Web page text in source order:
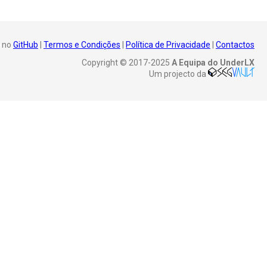
no GitHub Termos e Condições Política de Privacidade
Contactos
Copyright © 2017-2025 A Equipa do UnderLX
Um projecto da